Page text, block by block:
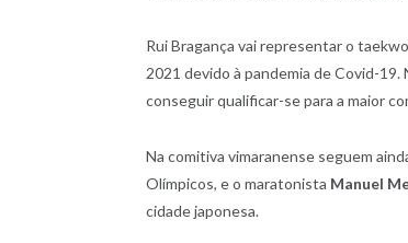
Rui Bragança vai representar o
2021 devido à pandemia de Covid-
conseguir qualificar-se para a maior
Na comitiva vimaranense seguem
Olímpicos, e o maratonista Manuel
cidade japonesa.